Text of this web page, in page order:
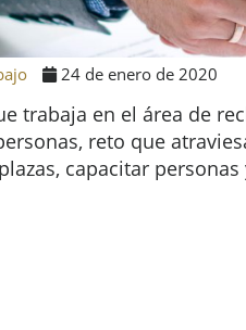
24 de enero de 2020
trabaja en el área de
reto que
capacitar